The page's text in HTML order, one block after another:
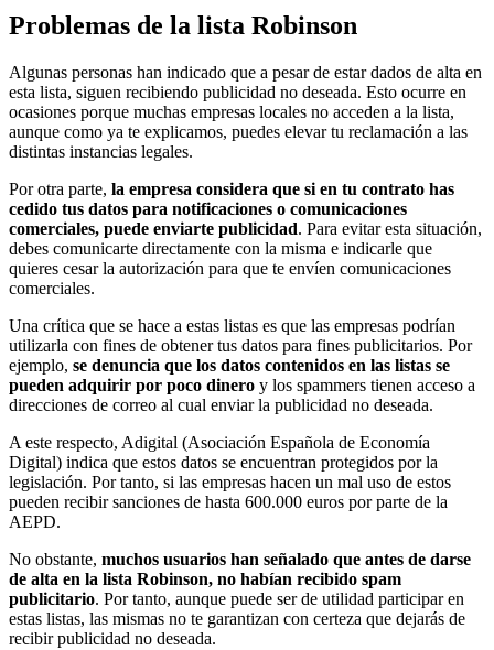
Problemas de la lista Robinson
Algunas personas han indicado que a pesar de estar dados de alta en
esta lista, siguen recibiendo publicidad no deseada. Esto ocurre en
ocasiones porque muchas empresas locales no acceden a la lista,
aunque como ya te explicamos, puedes elevar tu reclamación a las
distintas instancias legales.
Por otra parte, la empresa considera que si en tu contrato has
cedido tus datos para notificaciones o comunicaciones
comerciales, puede enviarte publicidad. Para evitar esta situación,
debes comunicarte directamente con la misma e indicarle que
quieres cesar la autorización para que te envíen comunicaciones
comerciales.
Una crítica que se hace a estas listas es que las empresas podrían
utilizarla con fines de obtener tus datos para fines publicitarios. Por
ejemplo, se denuncia que los datos contenidos en las listas se
pueden adquirir por poco dinero y los spammers tienen acceso a
direcciones de correo al cual enviar la publicidad no deseada.
A este respecto, Adigital (Asociación Española de Economía
Digital) indica que estos datos se encuentran protegidos por la
legislación. Por tanto, si las empresas hacen un mal uso de estos
pueden recibir sanciones de hasta 600.000 euros por parte de la
AEPD.
No obstante, muchos usuarios han señalado que antes de darse
de alta en la lista Robinson, no habían recibido spam
publicitario. Por tanto, aunque puede ser de utilidad participar en
estas listas, las mismas no te garantizan con certeza que dejarás de
recibir publicidad no deseada.